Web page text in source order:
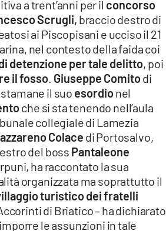
a trent’anni per il concorso
Scrugli, braccio destro di
ai Piscopisani e ucciso il 21
nel contesto della faida coi
detenzione per tale delitto, poi
il fosso Giuseppe Comitodi
il suo esordionel
che si sta tenendo nell’aula
collegiale di Lamezia
Colace di Portosalvo,
del boss Pantaleone
ha raccontato la sua
organizzata ma soprattutto il
turistico dei fratelli
Accorinti di Briatico – ha dichiarato
le assunzioni in tale